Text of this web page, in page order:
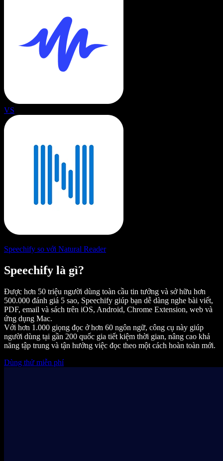
VS
Speechify so với Natural Reader
Speechify là gì?
Được hơn 50 triệu người dùng toàn cầu tin tưởng và sở hữu hơn
500.000 đánh giá 5 sao, Speechify giúp bạn dễ dàng nghe bài viết,
PDF, email và sách trên iOS, Android, Chrome Extension, web và
ứng dụng Mac.
Với hơn 1.000 giọng đọc ở hơn 60 ngôn ngữ, công cụ này giúp
người dùng tại gần 200 quốc gia tiết kiệm thời gian, nâng cao khả
năng tập trung và tận hưởng việc đọc theo một cách hoàn toàn mới.
Dùng thử miễn phí